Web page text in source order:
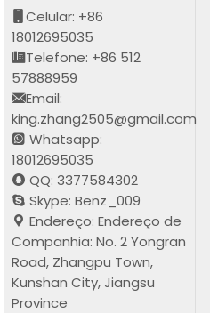
Celular: +86
18012695035
Telefone: +86 512
57888959
Email:
king.zhang2505@gmail.com
Whatsapp:
18012695035
QQ: 3377584302
Skype: Benz_009
Endereço: Endereço de
Companhia: No. 2 Yongran
Road, Zhangpu Town,
Kunshan City, Jiangsu
Province